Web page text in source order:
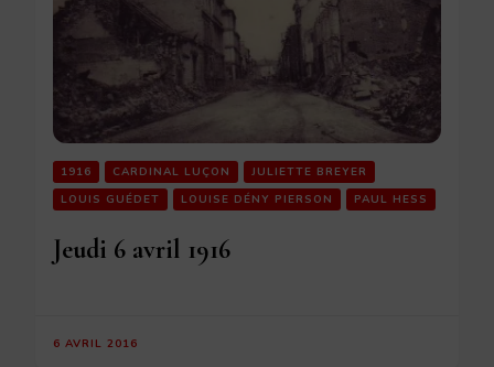
1916 CARDINAL LUÇON
JULIETTE BREYER
LOUIS GUÉDET
LOUISE DÉNY PIERSON PAUL HESS
Jeudi 6 avril 1916
6 AVRIL 2016